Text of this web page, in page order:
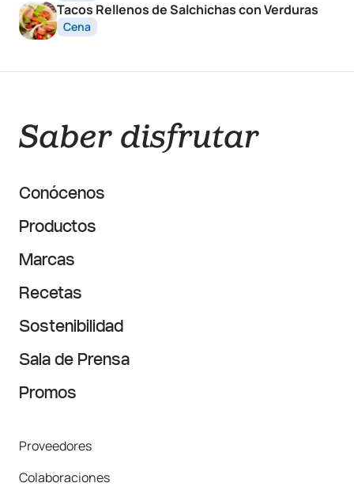
Tacos Rellenos de Salchichas con Verduras
Cena
Conócenos
Productos
Marcas
Recetas
Sostenibilidad
Sala de Prensa
Promos
Proveedores
Colaboraciones